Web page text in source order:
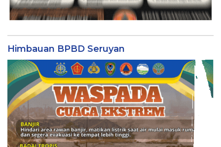
Himbauan BPBD Seruyan